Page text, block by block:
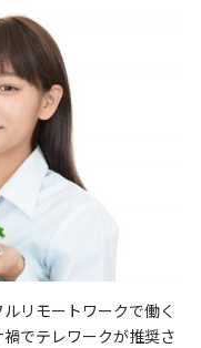
リモートワークで働く
でテレワークが推奨さ